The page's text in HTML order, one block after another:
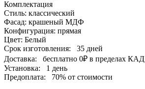
Комплектация
Стиль: классический
Фасад: крашеный МДФ
Конфигурация: прямая
Цвет: Белый
Срок изготовления:
35 дней
Доставка:
бесплатно 0₽ в пределах КАД
Установка:
1 день
Предоплата:
70% от стоимости